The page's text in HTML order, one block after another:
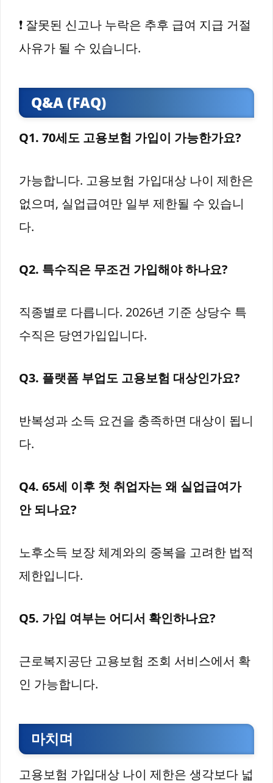
❗ 잘못된 신고나 누락은 추후 급여 지급 거절
사유가 될 수 있습니다.
Q&A (FAQ)
Q1. 70세도 고용보험 가입이 가능한가요?
가능합니다. 고용보험 가입대상 나이 제한은
없으며, 실업급여만 일부 제한될 수 있습니
다.
Q2. 특수직은 무조건 가입해야 하나요?
직종별로 다릅니다. 2026년 기준 상당수 특
수직은 당연가입입니다.
Q3. 플랫폼 부업도 고용보험 대상인가요?
반복성과 소득 요건을 충족하면 대상이 됩니
다.
Q4. 65세 이후 첫 취업자는 왜 실업급여가
안 되나요?
노후소득 보장 체계와의 중복을 고려한 법적
제한입니다.
Q5. 가입 여부는 어디서 확인하나요?
근로복지공단 고용보험 조회 서비스에서 확
인 가능합니다.
마치며
고용보험 가입대상 나이 제한은 생각보다 넓